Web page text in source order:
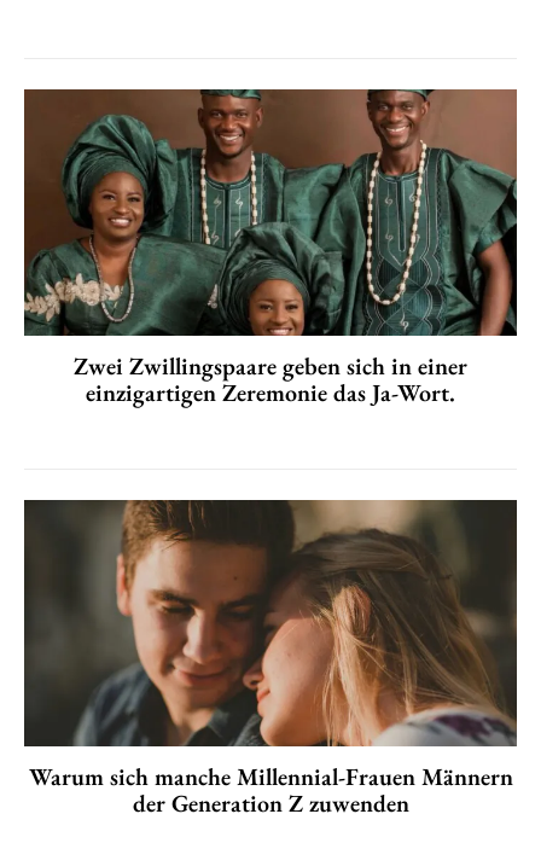
Zwei Zwillingspaare geben sich in einer
einzigartigen Zeremonie das Ja-Wort.
Warum sich manche Millennial-Frauen Männern
der Generation Z zuwenden